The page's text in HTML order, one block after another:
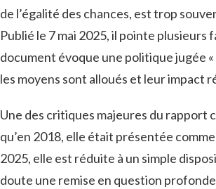
de l’égalité des chances, est trop
Publié le 7 mai 2025, il pointe
document évoque une politique jugée
les moyens sont alloués et leur impact
Une des critiques majeures du rapport
qu’en 2018, elle était présentée
2025, elle est réduite à un simple
doute une remise en question